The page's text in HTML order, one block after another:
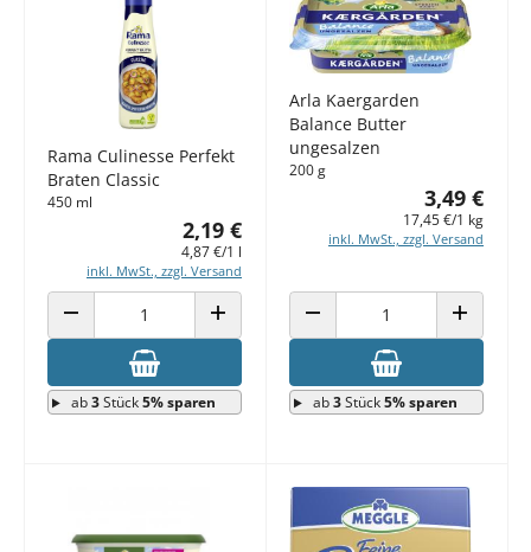
Rama Culinesse Perfekt
Braten Classic
450 ml
2,19 €
4,87 €/1 l
inkl. MwSt., zzgl. Versand
ANZAHL VERRINGERN ANZAHL ERHÖHEN
ab3Stück5% sparen
Arla Kaergarden
Balance Butter
ungesalzen
200 g
3,49 €
17,45 €/1 kg
inkl. MwSt., zzgl. Versand
ANZAHL VERRINGERN ANZAHL
ab3Stück5% sparen